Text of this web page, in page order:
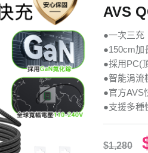
AVS
●一次三充
●150cm加
●採用PC(
●智能涓流
●官方AVS
●支援多種
$1,280